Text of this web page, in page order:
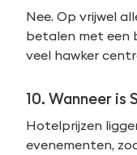
Nee. Op vrijwel
betalen met een
veel hawker
10. Wanneer is
Hotelprijzen
evenementen,